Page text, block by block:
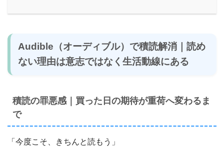
Audible（オーディブル）で積読解消｜読め
ない理由は意志ではなく生活動線にある
積読の罪悪感｜買った日の期待が重荷へ変わるま
で
「今度こそ、きちんと読もう」